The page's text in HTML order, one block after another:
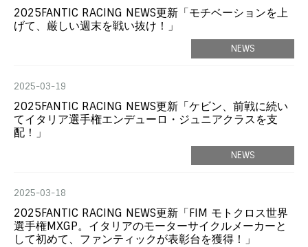
2025FANTIC RACING NEWS更新「モチベーションを上
げて、厳しい週末を戦い抜け！」
NEWS
2025-03-19
2025FANTIC RACING NEWS更新「ケビン、前戦に続い
てイタリア選手権エンデューロ・ジュニアクラスを支
配！」
NEWS
2025-03-18
2025FANTIC RACING NEWS更新「FIM モトクロス世界
選手権MXGP。イタリアのモーターサイクルメーカーと
して初めて、ファンティックが表彰台を獲得！」